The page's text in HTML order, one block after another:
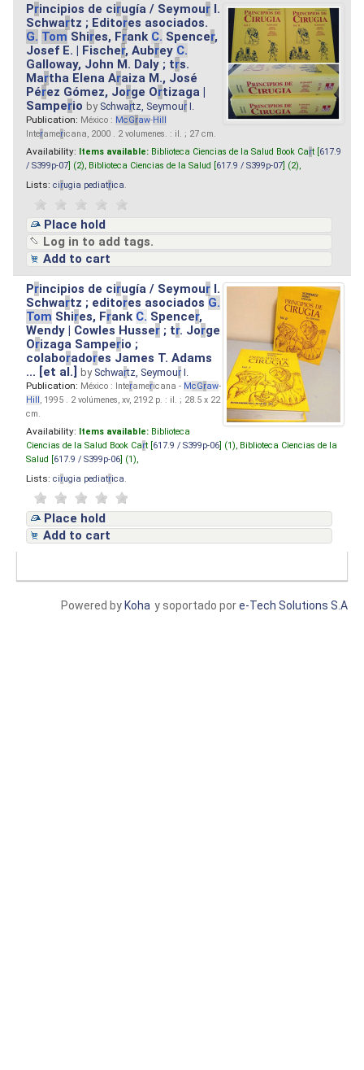
Principios de cirugía / Seymour I.
Schwartz ; Editores asociados.
G. Tom Shires, Frank C. Spencer,
Josef E. | Fischer, Aubrey C.
Galloway, John M. Daly ; trs.
Martha Elena Araiza M., José
Pérez Gómez, Jorge Ortizaga |
Samperio by Schwartz, Seymour I.
Publication: México : McGraw-Hill
Interamericana, 2000 . 2 volumenes. : il. ; 27 cm.
Availability: Items available: Biblioteca Ciencias de la Salud Book Cart [ 617.9
/ S399p-07 ] (2), Biblioteca Ciencias de la Salud [ 617.9 / S399p-07 ] (2),
Lists: cirugia pediatrica
Place hold
Log in to add tags.
Add to cart
Principios de cirugía / Seymour I.
Schwartz ; editores asociados G.
Tom Shires, Frank C. Spencer,
Wendy | Cowles Husser ; tr. Jorge
Orizaga Samperio ;
colaboradores James T. Adams
... [et al.]by Schwartz, Seymour I.
Publication: México : Interamericana - McGraw-
Hill, 1995 . 2 volúmenes, xv, 2192 p. : il. ; 28.5 x 22
cm.
Availability: Items available: Biblioteca
Ciencias de la Salud Book Cart [ 617.9 / S399p-06 ] (1), Biblioteca Ciencias de la
Salud [ 617.9 / S399p-06 ] (1),
Lists: cirugia pediatrica
Place hold
Add to cart
y soportado pore-Tech Solutions S.A
Powered by Koha